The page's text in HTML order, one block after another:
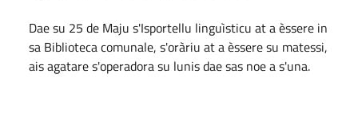
Dae su 25 de Maju s'Isportellu linguìsticu at a èssere in
sa Biblioteca comunale, s'oràriu at a èssere su matessi,
ais agatare s'operadora su lunis dae sas noe a s'una.